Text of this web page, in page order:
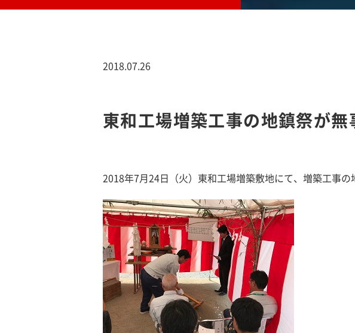
2018.07.26
東和工場増築工事の地鎮祭が
2018年7月24日（火）東和工場増築敷地にて、増築工事